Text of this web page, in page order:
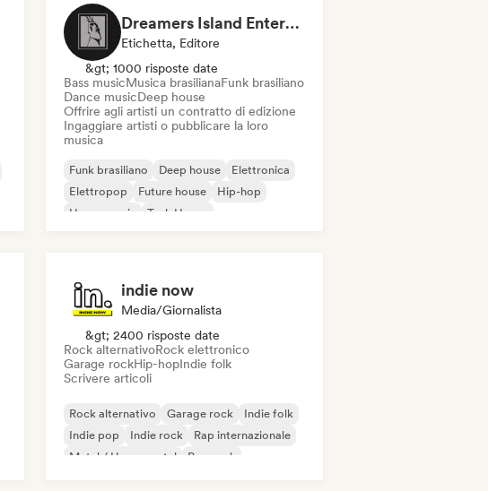
Dreamers Island Entertainment
Etichetta, Editore
&gt; 1000 risposte date
Bass musicMusica brasilianaFunk brasiliano
Dance musicDeep house
Offrire agli artisti un contratto di edizione
Ingaggiare artisti o pubblicare la loro
musica
Funk brasiliano Deep house
Elettronica
Elettropop
Future house
Hip-hop
House music
Tech House
indie now
Media/Giornalista
&gt; 2400 risposte date
Rock alternativoRock elettronico
Garage rockHip-hopIndie folk
Scrivere articoli
Rock alternativo Garage rock
Indie folk
Indie pop
Indie rock
Rap internazionale
Metal / Heavy metal
Pop rock